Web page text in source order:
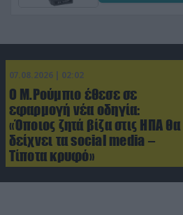
07.08.2026 | 02:02
Ο Μ.Ρούμπιο έθεσε σε
εφαρμογή νέα οδηγία:
«Όποιος ζητά βίζα στις ΗΠΑ θα
δείχνει τα social media –
Τίποτα κρυφό»